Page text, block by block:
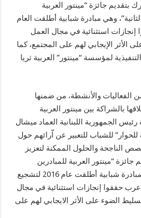
بتقديم جائزة “مينتور العربية
وهي مبادرة شبابية أطلقت العام
إنجازات استثنائية في مجال العمل
الأثر الإيجابي لهم على المجتمع، كما
لمؤسسة “مينتور” العربية ثريا
الفعاليات والأنشطة، من ضمنها
بالشراكة بين مينتور العربية
الجمهورية اللبنانية العماد ميشال
للشباب للتعبير عن اّرائهم حول
الناجحة والحلول الممكنة لتعزيز
“مينتور العربية للمبادرين
الشباب العرب” بدورتها الثانية، وهي مبادرة شبابية أطلقت عام 2016 لتشجيع
حققوا إنجازات استثنائية في مجال
الضوء على الأثر الايجابي لهم على